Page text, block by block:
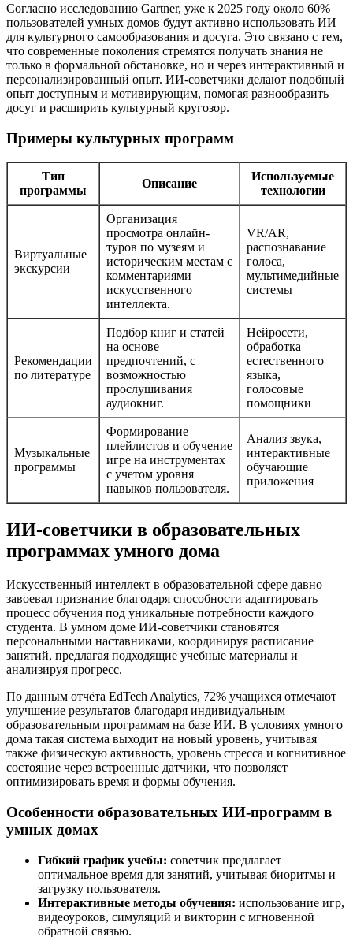
Согласно исследованию Gartner, уже к 2025 году около 60%
пользователей умных домов будут активно использовать ИИ
для культурного самообразования и досуга. Это связано с тем,
что современные поколения стремятся получать знания не
только в формальной обстановке, но и через интерактивный и
персонализированный опыт. ИИ-советчики делают подобный
опыт доступным и мотивирующим, помогая разнообразить
досуг и расширить культурный кругозор.
Примеры культурных программ
Тип
программы
Описание
Используемые
технологии
Виртуальные
экскурсии
Организация
просмотра онлайн-
туров по музеям и
историческим местам с
комментариями
искусственного
интеллекта.
VR/AR,
распознавание
голоса,
мультимедийные
системы
Рекомендации
по литературе
Подбор книг и статей
на основе
предпочтений, с
возможностью
прослушивания
аудиокниг.
Нейросети,
обработка
естественного
языка,
голосовые
помощники
Музыкальные
программы
Формирование
плейлистов и обучение
игре на инструментах
с учетом уровня
навыков пользователя.
Анализ звука,
интерактивные
обучающие
приложения
ИИ-советчики в образовательных
программах умного дома
Искусственный интеллект в образовательной сфере давно
завоевал признание благодаря способности адаптировать
процесс обучения под уникальные потребности каждого
студента. В умном доме ИИ-советчики становятся
персональными наставниками, координируя расписание
занятий, предлагая подходящие учебные материалы и
анализируя прогресс.
По данным отчёта EdTech Analytics, 72% учащихся отмечают
улучшение результатов благодаря индивидуальным
образовательным программам на базе ИИ. В условиях умного
дома такая система выходит на новый уровень, учитывая
также физическую активность, уровень стресса и когнитивное
состояние через встроенные датчики, что позволяет
оптимизировать время и формы обучения.
Особенности образовательных ИИ-программ в
умных домах
Гибкий график учебы: советчик предлагает
оптимальное время для занятий, учитывая биоритмы и
загрузку пользователя.
Интерактивные методы обучения: использование игр,
видеоуроков, симуляций и викторин с мгновенной
обратной связью.